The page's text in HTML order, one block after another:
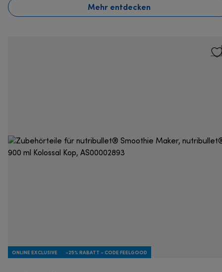
Mehr entdecken
ONLINE EXCLUSIVE -25% RABATT - CODE FEELGOOD